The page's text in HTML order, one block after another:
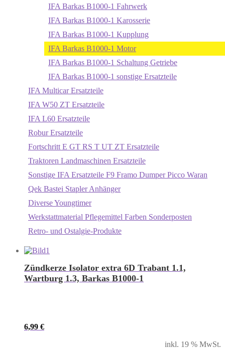
IFA Barkas B1000-1 Fahrwerk
IFA Barkas B1000-1 Karosserie
IFA Barkas B1000-1 Kupplung
IFA Barkas B1000-1 Motor
IFA Barkas B1000-1 Schaltung Getriebe
IFA Barkas B1000-1 sonstige Ersatzteile
IFA Multicar Ersatzteile
IFA W50 ZT Ersatzteile
IFA L60 Ersatzteile
Robur Ersatzteile
Fortschritt E GT RS T UT ZT Ersatzteile
Traktoren Landmaschinen Ersatzteile
Sonstige IFA Ersatzteile F9 Framo Dumper Picco Waran
Qek Bastei Stapler Anhänger
Diverse Youngtimer
Werkstattmaterial Pflegemittel Farben Sonderposten
Retro- und Ostalgie-Produkte
Zündkerze Isolator extra 6D Trabant 1.1,
Wartburg 1.3, Barkas B1000-1
6,99 €
inkl. 19 % MwSt.